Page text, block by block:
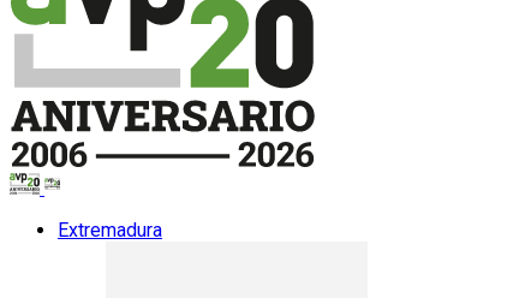
Extremadura